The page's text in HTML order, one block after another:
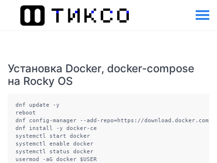
Установка Docker, docker-compose
на Rocky OS
dnf update -y
reboot
dnf config-manager --add-repo=https://
dnf install -y docker-ce
systemctl start docker
systemctl enable docker
systemctl status docker
usermod -aG docker $USER